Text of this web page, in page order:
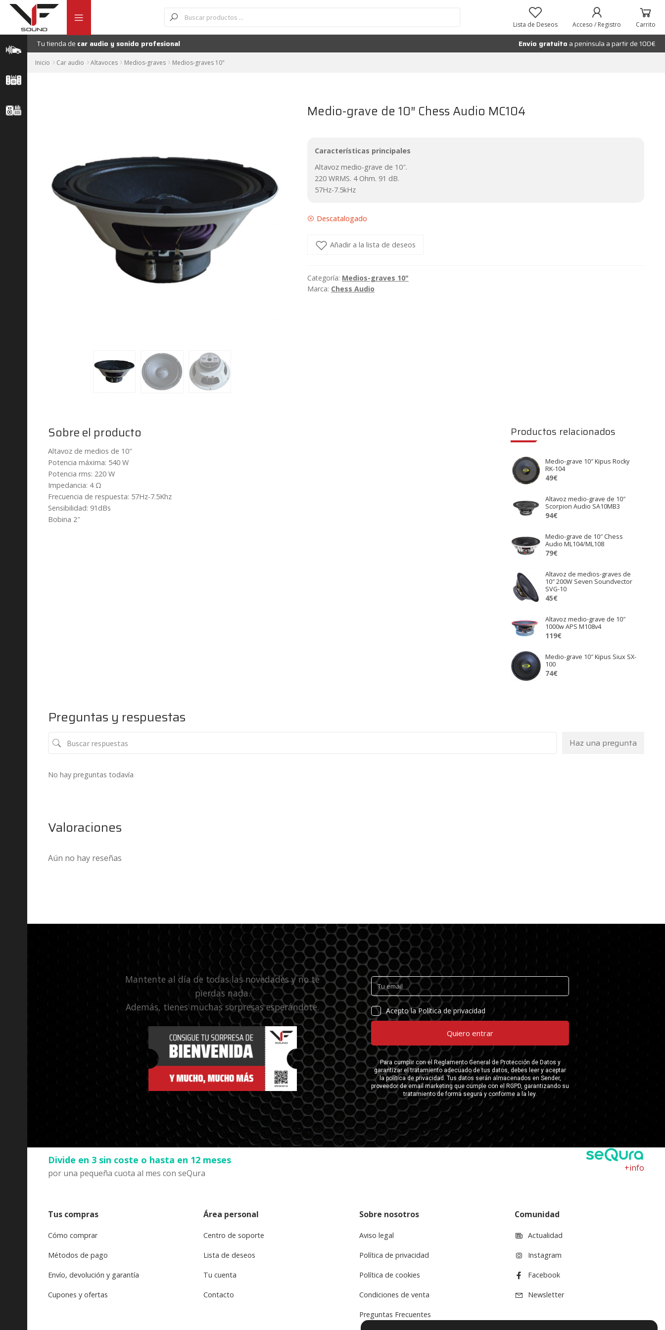
Ir
navegación
Ir
contenido
de
productos Lista de Deseos Acceso / Registro Carrito
Tu tienda de car audio y sonido profesional Envío gratuito a peninsula a partir de 100€
Inicio Car audio Altavoces Medios-graves Medios-graves 10"
Medio-grave de 10″ Chess Audio MC104
Características principales
Altavoz medio-grave de 10″.
220 WRMS. 4 Ohm. 91 dB.
57Hz-7.5kHz
Descatalogado
Añadir a la lista de deseos
Categoría: Medios-graves 10"
Marca: Chess Audio
Sobre el producto
Altavoz de medios de 10″
Potencia máxima: 540 W
Potencia rms: 220 W
Impedancia: 4 Ω
Frecuencia de respuesta: 57Hz-7.5Khz
Sensibilidad: 91dBs
Bobina 2″
Productos relacionados
Medio-grave 10″ Kipus Rocky
RK-104
49€
Altavoz medio-grave de 10″
Scorpion Audio SA10MB3
94€
Medio-grave de 10″ Chess
Audio ML104/ML108
79€
Altavoz de medios-graves de
10″ 200W Seven Soundvector
SVG-10
45€
Altavoz medio-grave de 10″
1000w APS M108v4
119€
Medio-grave 10″ Kipus Siux SX-
100
74€
Preguntas y respuestas
Haz una pregunta
No hay preguntas todavía
Valoraciones
Aún no hay reseñas
Mantente al día de todas las novedades y no te
pierdas nada.
Además, tienes muchas sorpresas esperándote.
Divide en 3 sin coste o hasta en 12 meses
por una pequeña cuota al mes con seQura
+info
Tus compras
Cómo comprar
Métodos de pago
Envío, devolución y garantía
Cupones y ofertas
Área personal
Centro de soporte
Lista de deseos
Tu cuenta
Contacto
Sobre nosotros
Aviso legal
Política de privacidad
Política de cookies
Condiciones de venta
Preguntas Frecuentes
Comunidad
Actualidad
Instagram
Facebook
Newsletter